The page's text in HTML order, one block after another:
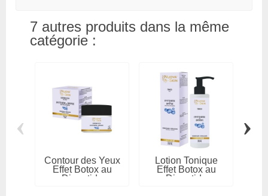
7 autres produits dans la même
catégorie :
Contour des Yeux
Effet Botox au
Dipeptide
Lotion Tonique
Effet Botox au
Dipeptide
‹ ›